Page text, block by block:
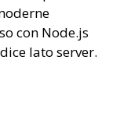
con Node.js
lato server.